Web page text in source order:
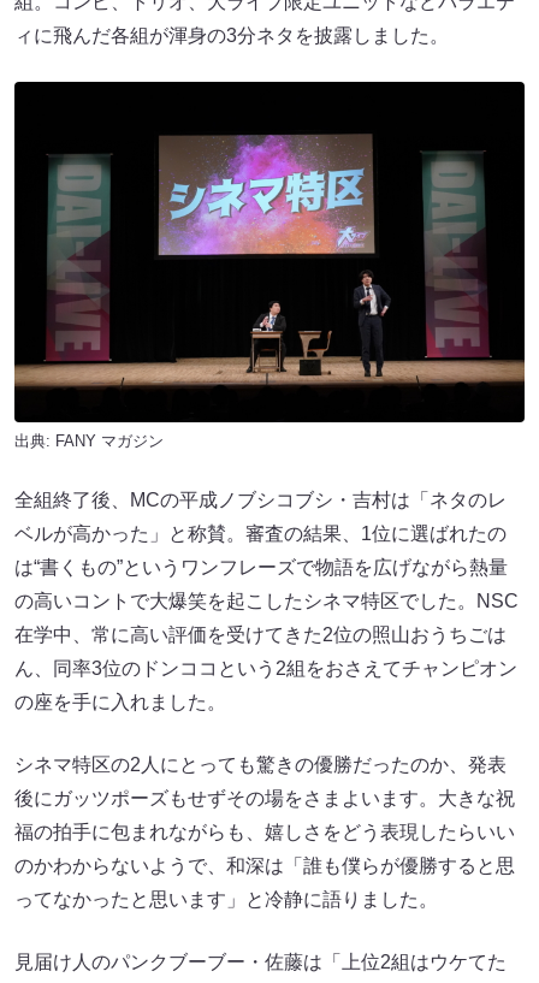
ィに飛んだ各組が渾身の3分ネタを披露しました。
出典: FANY マガジン
全組終了後、MCの平成ノブシコブシ・吉村は「ネタのレ
ベルが高かった」と称賛。審査の結果、1位に選ばれたの
は“書くもの”というワンフレーズで物語を広げながら熱量
の高いコントで大爆笑を起こしたシネマ特区でした。NSC
在学中、常に高い評価を受けてきた2位の照山おうちごは
ん、同率3位のドンココという2組をおさえてチャンピオン
の座を手に入れました。
シネマ特区の2人にとっても驚きの優勝だったのか、発表
後にガッツポーズもせずその場をさまよいます。大きな祝
福の拍手に包まれながらも、嬉しさをどう表現したらいい
のかわからないようで、和深は「誰も僕らが優勝すると思
ってなかったと思います」と冷静に語りました。
見届け人のパンクブーブー・佐藤は「上位2組はウケてた